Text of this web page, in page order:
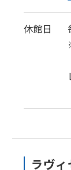
休館日
ラヴ